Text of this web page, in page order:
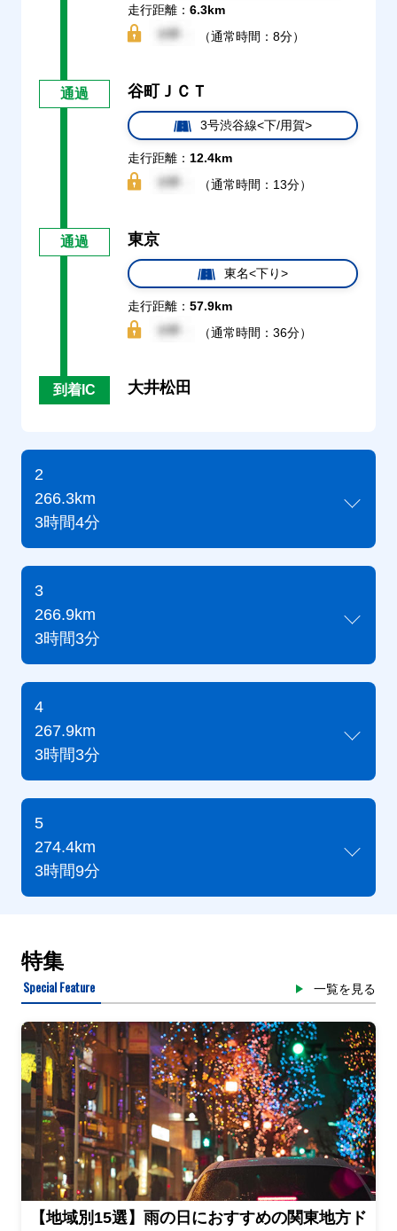
走行距離： 6.3km
（通常時間：8分）
通過 谷町ＪＣＴ
3号渋谷線<下/用賀>
走行距離： 12.4km
（通常時間：13分）
通過 東京
東名<下り>
走行距離： 57.9km
（通常時間：36分）
到着IC 大井松田
2
266.3km
3時間4分
3
266.9km
3時間3分
4
267.9km
3時間3分
5
274.4km
3時間9分
特集
Special Feature 一覧を見る
【地域別15選】雨の日におすすめの関東地方ド